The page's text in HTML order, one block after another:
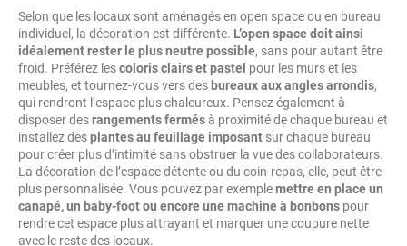
Selon que les locaux sont aménagés en open space ou en bureau
individuel, la décoration est différente. L’open space doit ainsi
idéalement rester le plus neutre possible, sans pour autant être
froid. Préférez lescoloris clairs et pastel pour les murs et les
meubles, et tournez-vous vers des bureaux aux angles arrondis,
qui rendront l’espace plus chaleureux. Pensez également à
disposer desrangements fermésà proximité de chaque bureau et
installez desplantes au feuillage imposant sur chaque bureau
pour créer plus d’intimité sans obstruer la vue des collaborateurs.
La décoration de l’espace détente ou du coin-repas, elle, peut être
plus personnalisée. Vous pouvez par exemplemettre en place un
canapé, un baby-foot ou encore une machine à bonbons pour
rendre cet espace plus attrayant et marquer une coupure nette
avec le reste des locaux.